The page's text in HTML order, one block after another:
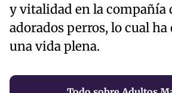
y vitalidad en la compañía
adorados perros, lo cual
una vida plena.